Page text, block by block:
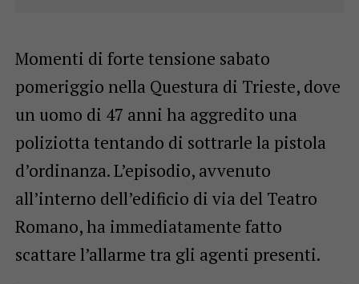
Momenti di forte tensione sabato
pomeriggio nella Questura di Trieste, dove
un uomo di 47 anni ha aggredito una
poliziotta tentando di sottrarle la pistola
d’ordinanza. L’episodio, avvenuto
all’interno dell’edificio di via del Teatro
Romano, ha immediatamente fatto
scattare l’allarme tra gli agenti presenti.